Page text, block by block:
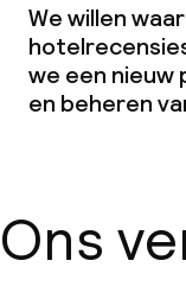
We willen
we een nieuw
en beheren
Ons